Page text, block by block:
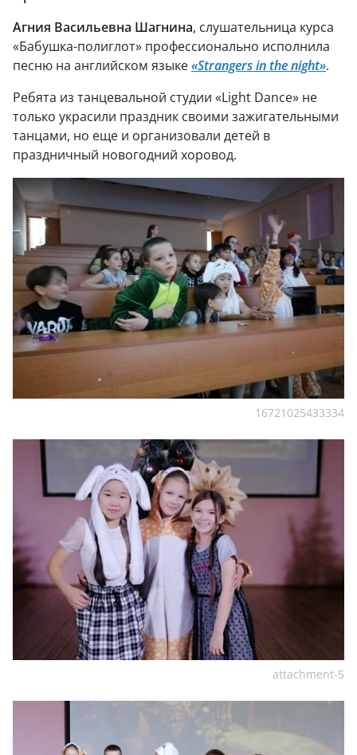
Агния Васильевна Шагнина, слушательница курса
«Бабушка-полиглот» профессионально исполнила
песню на английском языке«Strangers in the night».
Ребята из танцевальной студии «Light Dance» не
только украсили праздник своими зажигательными
танцами, но еще и организовали детей в
праздничный новогодний хоровод.
16721025433334
attachment-5